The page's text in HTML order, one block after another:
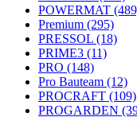
POWERMAT
Premium (295)
PRESSOL (18)
PRIME3 (11)
PRO (148)
Pro Bauteam (12)
PROCRAFT (109)
PROGARDEN